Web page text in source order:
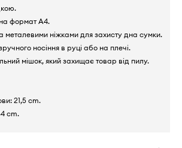
формат А4.
ніжками для захисту дна сумки.
носіння в руці або на плечі.
мішок, який захищає товар від пилу.
21,5 cm.
cm.